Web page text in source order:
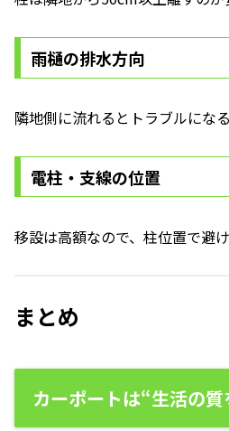
雨樋の排水方向
隣地側に流れるとトラブルにな
電柱・支線の位置
移設は高額なので、柱位置で避
まとめ
カーポートは“生活の